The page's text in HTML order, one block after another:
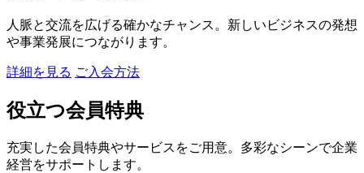
人脈と交流を広げる確かなチャンス。新しいビジネスの発想
や事業発展につながります。
詳細を見る ご入会方法
役立つ会員特典
充実した会員特典やサービスをご用意。多彩なシーンで企業
経営をサポートします。